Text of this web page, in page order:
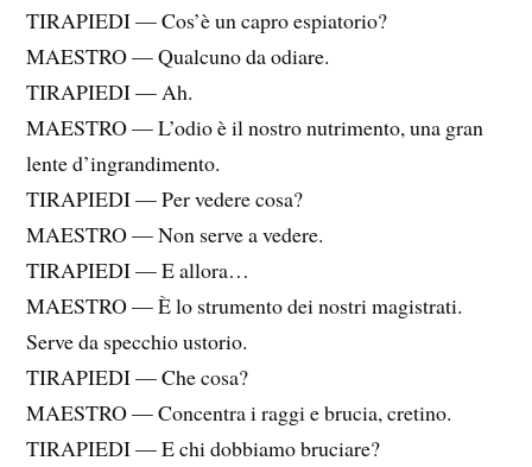
TIRAPIEDI — Cos’è un capro espiatorio?
MAESTRO — Qualcuno da odiare.
TIRAPIEDI — Ah.
MAESTRO — L’odio è il nostro nutrimento, una gran
lente d’ingrandimento.
TIRAPIEDI — Per vedere cosa?
MAESTRO — Non serve a vedere.
TIRAPIEDI — E allora…
MAESTRO — È lo strumento dei nostri magistrati.
Serve da specchio ustorio.
TIRAPIEDI — Che cosa?
MAESTRO — Concentra i raggi e brucia, cretino.
TIRAPIEDI — E chi dobbiamo bruciare?